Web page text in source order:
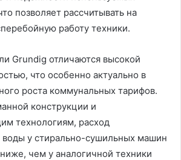
позволяет рассчитывать на
работу техники.
Grundig отличаются высокой
что особенно актуально в
роста коммунальных тарифов.
конструкции и
технологиям, расход
воды у стирально-сушильных машин
чем у аналогичной техники